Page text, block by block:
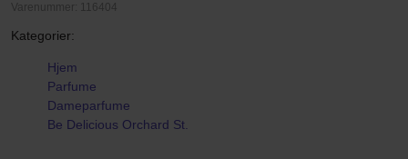
Varenummer: 116404
Kategorier:
Hjem
Parfume
Dameparfume
Be Delicious Orchard St.